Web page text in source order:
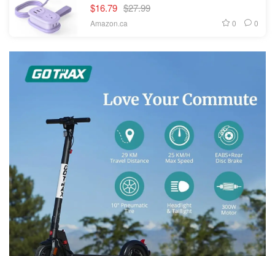
$16.79 $27.99
Amazon.ca 0 0